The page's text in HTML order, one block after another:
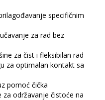
specifičnim
za rad bez
za čist i fleksibilan rad
za optimalan kontakt sa
pomoć čička
za održavanje čistoće na